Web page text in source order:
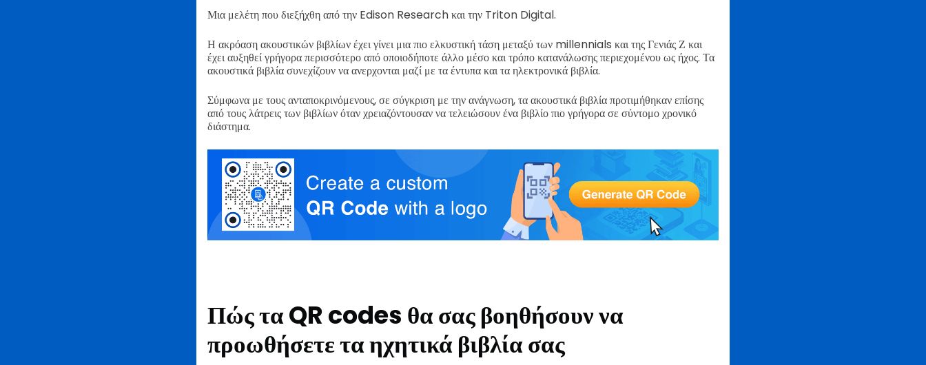
Μια μελέτη που διεξήχθη από την Edison Research και την Triton Digital.
Η ακρόαση ακουστικών βιβλίων έχει γίνει μια πιο ελκυστική τάση μεταξύ των millennials και της Γενιάς Ζ και
έχει αυξηθεί γρήγορα περισσότερο από οποιοδήποτε άλλο μέσο και τρόπο κατανάλωσης περιεχομένου ως ήχος. Τα
ακουστικά βιβλία συνεχίζουν να ανερχονται μαζί με τα έντυπα και τα ηλεκτρονικά βιβλία.
Σύμφωνα με τους ανταποκρινόμενους, σε σύγκριση με την ανάγνωση, τα ακουστικά βιβλία προτιμήθηκαν επίσης
από τους λάτρεις των βιβλίων όταν χρειαζόντουσαν να τελειώσουν ένα βιβλίο πιο γρήγορα σε σύντομο χρονικό
διάστημα.
Πώς τα QR codes θα σας βοηθήσουν να
προωθήσετε τα ηχητικά βιβλία σας